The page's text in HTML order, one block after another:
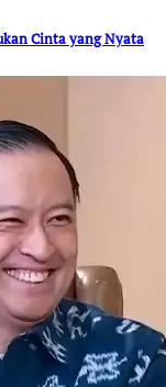
Cinta yang Nyata